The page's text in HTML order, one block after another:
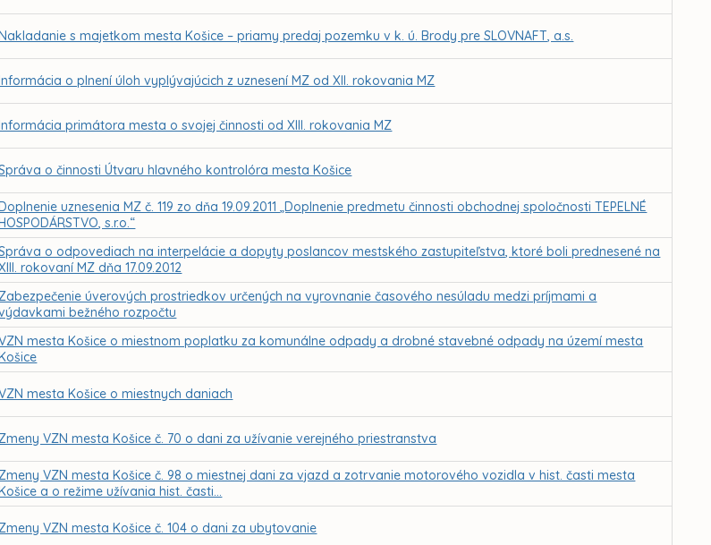
s majetkom mesta Košice – priamy predaj pozemku v k. ú. Brody pre SLOVNAFT, a.s.
o plnení úloh vyplývajúcich z uznesení MZ od XII. rokovania MZ
primátora mesta o svojej činnosti od XIII. rokovania MZ
o činnosti Útvaru hlavného kontrolóra mesta Košice
uznesenia MZ č. 119 zo dňa 19.09.2011 „Doplnenie predmetu činnosti obchodnej spoločnosti TEPELNÉ
s.r.o.“
o odpovediach na interpelácie a dopyty poslancov mestského zastupiteľstva, ktoré boli prednesené na
rokovaní MZ dňa 17.09.2012
úverových prostriedkov určených na vyrovnanie časového nesúladu medzi príjmami a
bežného rozpočtu
mesta Košice o miestnom poplatku za komunálne odpady a drobné stavebné odpady na území mesta
mesta Košice o miestnych daniach
VZN mesta Košice č. 70 o dani za užívanie verejného priestranstva
VZN mesta Košice č. 98 o miestnej dani za vjazd a zotrvanie motorového vozidla v hist. časti mesta
a o režime užívania hist. časti...
VZN mesta Košice č. 104 o dani za ubytovanie